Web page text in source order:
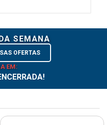
SEMANA
OFERTAS
EM: